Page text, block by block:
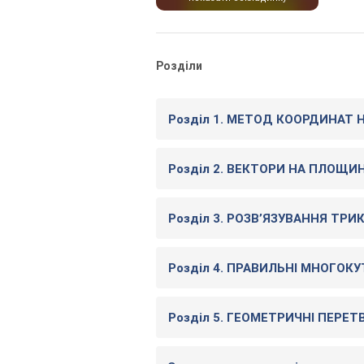
Розділи
Розділ 1. МЕТОД КООРДИНАТ
Розділ 2. ВЕКТОРИ НА
Розділ 3. РОЗВ’ЯЗУВАННЯ
Розділ 4. ПРАВИЛЬНІ
Розділ 5. ГЕОМЕТРИЧНІ